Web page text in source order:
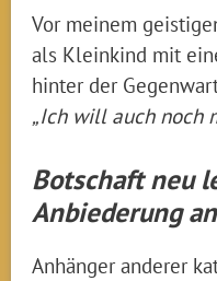
Vor meinem
als Kleinkind mit
hinter der
„Ich will auch noch
Botschaft neu
Anbiederung
Anhänger anderer